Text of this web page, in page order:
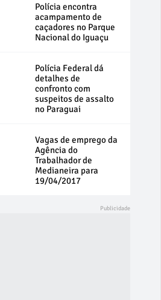
Polícia encontra
acampamento de
caçadores no Parque
Nacional do Iguaçu
Polícia Federal dá
detalhes de
confronto com
suspeitos de assalto
no Paraguai
Vagas de emprego da
Agência do
Trabalhador de
Medianeira para
19/04/2017